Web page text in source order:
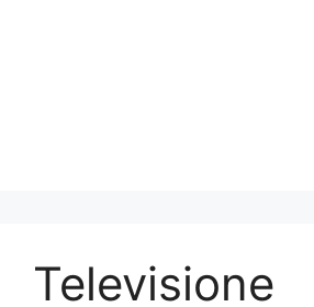
Televisione